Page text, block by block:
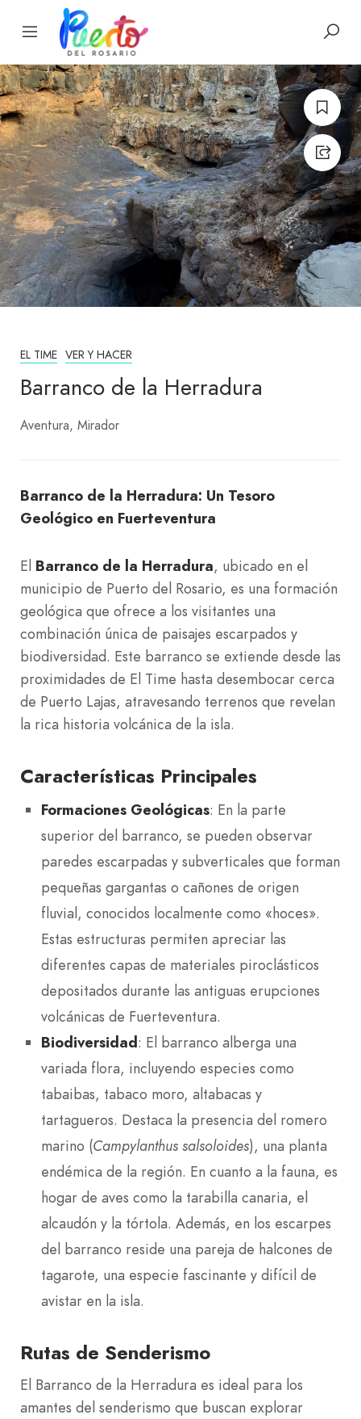
EL TIME VER Y HACER
Barranco de la Herradura
Aventura Mirador
Barranco de la Herradura: Un Tesoro
Geológico en Fuerteventura
El Barranco de la Herradura, ubicado en el
municipio de Puerto del Rosario, es una formación
geológica que ofrece a los visitantes una
combinación única de paisajes escarpados y
biodiversidad. Este barranco se extiende desde las
proximidades de El Time hasta desembocar cerca
de Puerto Lajas, atravesando terrenos que revelan
la rica historia volcánica de la isla.
Características Principales
Formaciones Geológicas: En la parte
superior del barranco, se pueden observar
paredes escarpadas y subverticales que forman
pequeñas gargantas o cañones de origen
fluvial, conocidos localmente como «hoces».
Estas estructuras permiten apreciar las
diferentes capas de materiales piroclásticos
depositados durante las antiguas erupciones
volcánicas de Fuerteventura.
Biodiversidad: El barranco alberga una
variada flora, incluyendo especies como
tabaibas, tabaco moro, altabacas y
tartagueros. Destaca la presencia del romero
marino (Campylanthus salsoloides), una planta
endémica de la región. En cuanto a la fauna, es
hogar de aves como la tarabilla canaria, el
alcaudón y la tórtola. Además, en los escarpes
del barranco reside una pareja de halcones de
tagarote, una especie fascinante y difícil de
avistar en la isla.
Rutas de Senderismo
El Barranco de la Herradura es ideal para los
amantes del senderismo que buscan explorar